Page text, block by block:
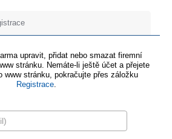
upravit, přidat nebo smazat firemní
stránku. Nemáte-li ještě účet a přejete
www stránku, pokračujte přes záložku
Registrace.